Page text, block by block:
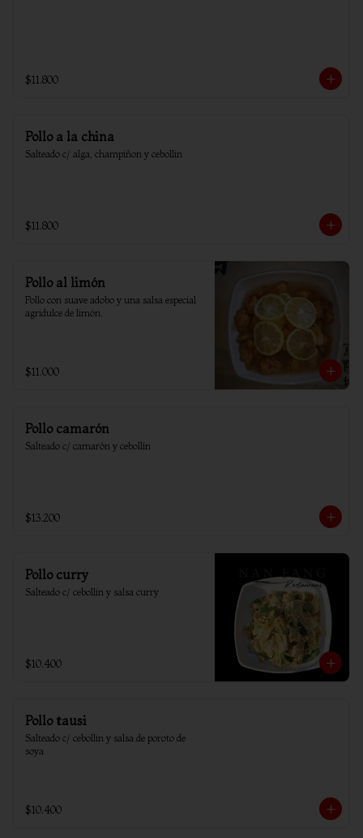
$11.800
Pollo a la china
Salteado c/ alga, champiñon y cebollin
$11.800
Pollo al limón
Pollo con suave adobo y una salsa especial
agridulce de limón.
$11.000
Pollo camarón
Salteado c/ camarón y cebollín
$13.200
Pollo curry
Salteado c/ cebollin y salsa curry
$10.400
Pollo tausi
Salteado c/ cebollin y salsa de poroto de
soya
$10.400